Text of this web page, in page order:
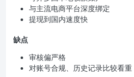
与主流电商平台深度绑定
提现到国内速度快
缺点
审核偏严格
对账号合规、历史记录比较看重